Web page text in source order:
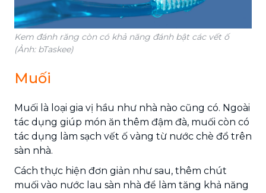
Kem đánh răng còn có khả năng đánh bật các vết ố
(Ảnh: bTaskee)
Muối
Muối là loại gia vị hầu như nhà nào cũng có. Ngoài
tác dụng giúp món ăn thêm đậm đà, muối còn có
tác dụng làm sạch vết ố vàng từ nước chè đổ trên
sàn nhà.
Cách thực hiện đơn giản như sau, thêm chút
muối vào nước lau sàn nhà để làm tăng khả năng